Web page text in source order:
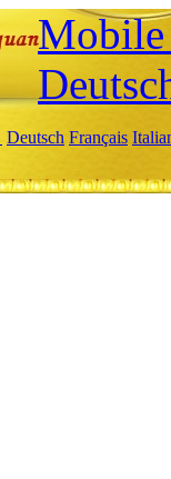
Mobile
Deutsch Français